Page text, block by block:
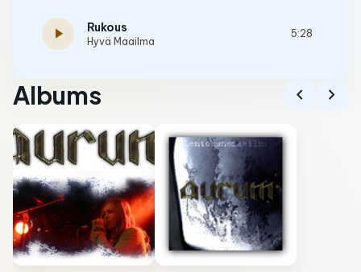
play_arrow Rukous
Hyvä Maailma
5:28
Albums chevron_left chevron_right